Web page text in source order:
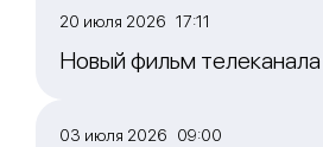
20 июля 2026 17:11
Новый фильм
03 июля 2026 09:00